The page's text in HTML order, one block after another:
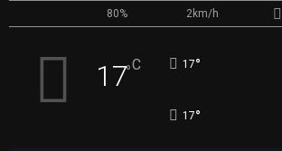
80% 2km/h
17°C 17°
17°